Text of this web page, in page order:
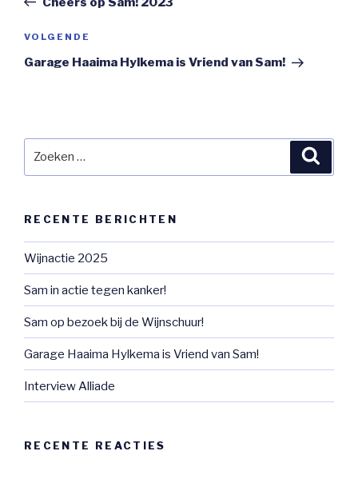
Volgend
bericht
VOLGENDE
Garage Haaima Hylkema is Vriend van Sam!
RECENTE BERICHTEN
Wijnactie 2025
Sam in actie tegen kanker!
Sam op bezoek bij de Wijnschuur!
Garage Haaima Hylkema is Vriend van Sam!
Interview Alliade
RECENTE REACTIES